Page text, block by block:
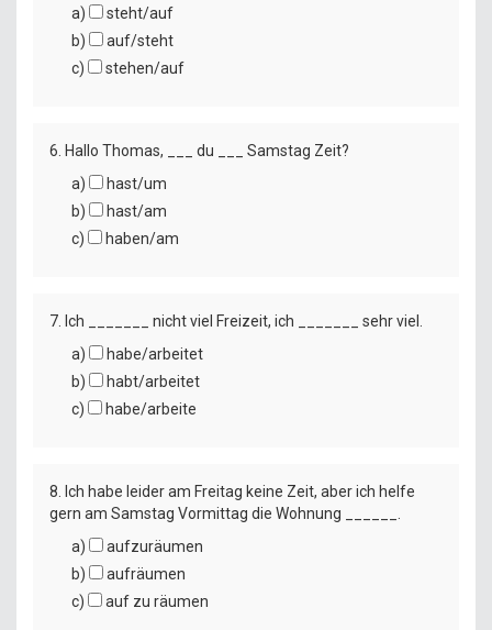
a)
steht/auf
b)
auf/steht
c)
stehen/auf
6. Hallo Thomas, ___ du ___ Samstag Zeit?
a)
hast/um
b)
hast/am
c)
haben/am
7. Ich _______ nicht viel Freizeit, ich _______ sehr viel.
a)
habe/arbeitet
b)
habt/arbeitet
c)
habe/arbeite
8. Ich habe leider am Freitag keine Zeit, aber ich helfe
gern am Samstag Vormittag die Wohnung ______.
a)
aufzuräumen
b)
aufräumen
c)
auf zu räumen